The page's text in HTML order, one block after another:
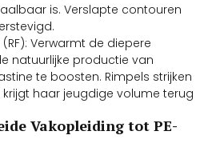
is. Verslapte contouren
Verwarmt de diepere
natuurlijke productie van
te boosten. Rimpels strijken
haar jeugdige volume terug
Vakopleiding tot PE-